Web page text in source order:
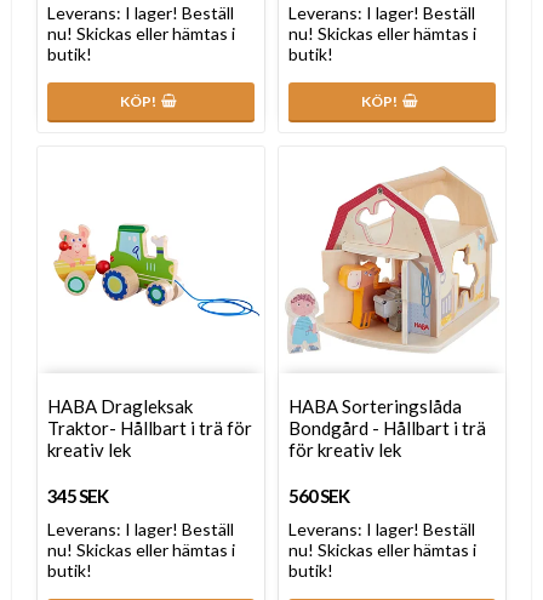
Leverans: I lager! Beställ
nu! Skickas eller hämtas i
butik!
KÖP!
Leverans: I lager! Beställ
nu! Skickas eller hämtas i
butik!
KÖP!
HABA Dragleksak
Traktor- Hållbart i trä för
kreativ lek
345 SEK
Leverans: I lager! Beställ
nu! Skickas eller hämtas i
butik!
HABA Sorteringslåda
Bondgård - Hållbart i trä
för kreativ lek
560 SEK
Leverans: I lager! Beställ
nu! Skickas eller hämtas i
butik!